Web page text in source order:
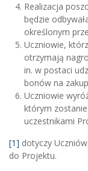
Realizacja
będzie
określonym
Uczniowie,
otrzymają
in. w postaci
bonów na
Uczniowie
którym
uczestnikami
[1] dotyczy
do Projektu.